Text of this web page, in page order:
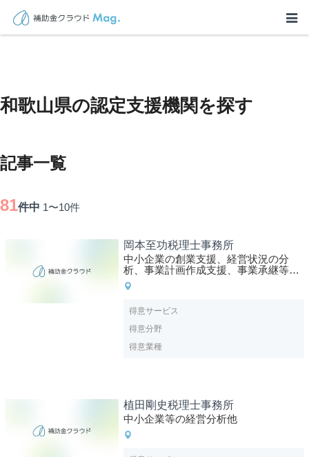
TOP > 士業を探す> 和歌山県に関連する記事
和歌山県の認定支援機関を探す
記事一覧
81件中 1〜10件
岡本至功税理士事務所
中小企業の創業支援、経営状況の分
析、事業計画作成支援、事業承継等の
得意としております
得意サービス
得意分野
得意業種
植田剛史税理士事務所
中小企業等の経営分析他